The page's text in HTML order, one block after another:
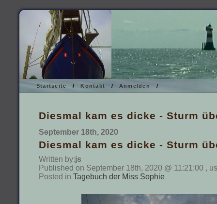
Startseite / Kontakt / Anmelden /
Diesmal kam es dicke - Sturm
September 18th, 2020
Diesmal kam es dicke - Sturm
Written by:js
Published on September 18th, 2020 @ 11:21:00 ,
Posted in Tagebuch der Miss Sophie